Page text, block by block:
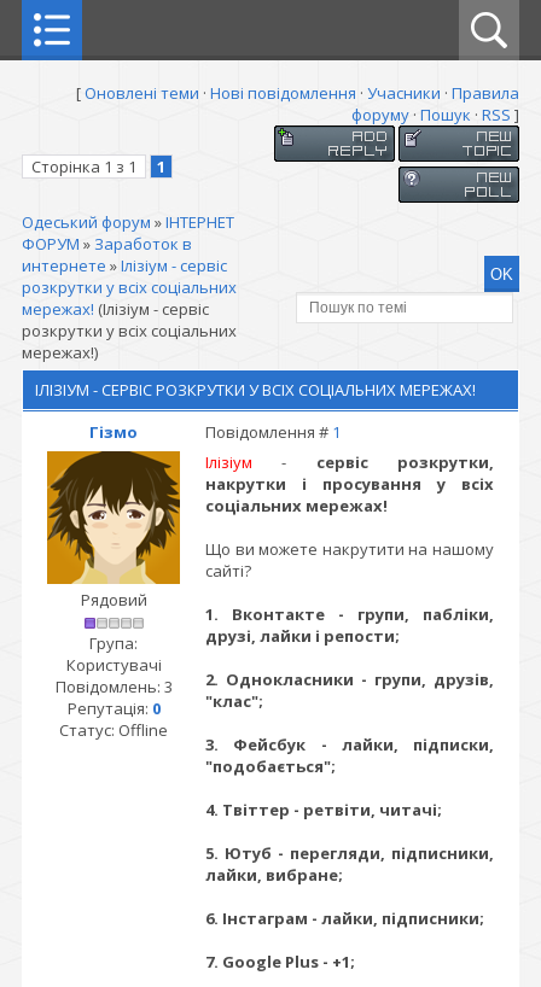
[Оновлені теми · Нові повідомлення · Учасники · Правила
форуму · Пошук · RSS ]
Сторінка 1 з 1 1
Одеський форум »ІНТЕРНЕТ
ФОРУМ » Заработок в
интернете »Ілізіум - сервіс
розкрутки у всіх соціальних
мережах! (Ілізіум - сервіс
розкрутки у всіх соціальних
мережах!)
ІЛІЗІУМ - СЕРВІС РОЗКРУТКИ У ВСІХ СОЦІАЛЬНИХ МЕРЕЖАХ!
Гізмо
Повідомлення # 1
Рядовий
Група:
Користувачі
Повідомлень: 3
Репутація: 0
Статус: Offline
Ілізіум - сервіс розкрутки,
накрутки і просування у всіх
соціальних мережах!
Що ви можете накрутити на нашому
сайті?
1. Вконтакте - групи, пабліки,
друзі, лайки і репости;
2. Однокласники - групи, друзів,
"клас";
3. Фейсбук - лайки, підписки,
"подобається";
4. Твіттер - ретвіти, читачі;
5. Ютуб - перегляди, підписники,
лайки, вибране;
6. Інстаграм - лайки, підписники;
7. Google Plus - +1;